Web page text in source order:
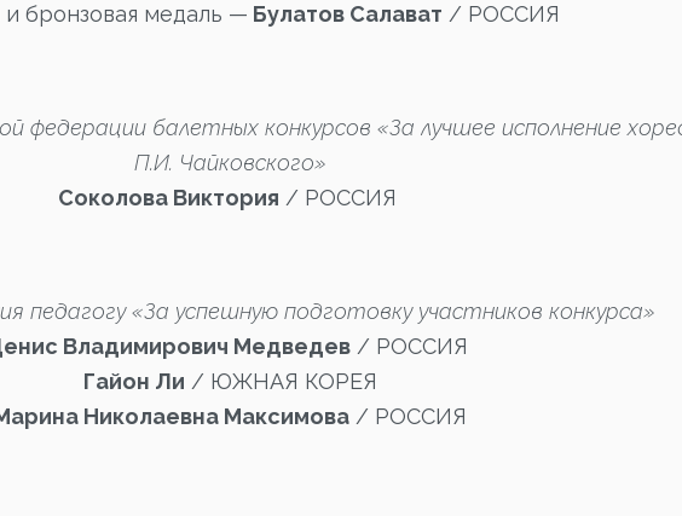
и бронзовая медаль — Булатов Салават / РОССИЯ
федерации балетных конкурсов «За лучшее исполнение
П.И. Чайковского»
Соколова Виктория / РОССИЯ
педагогу «За успешную подготовку участников конкурса»
Владимирович Медведев / РОССИЯ
Гайон Ли / ЮЖНАЯ КОРЕЯ
Николаевна Максимова / РОССИЯ